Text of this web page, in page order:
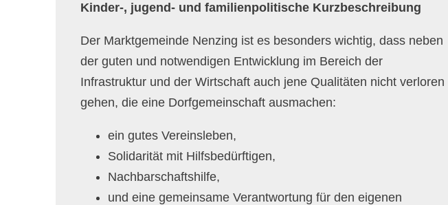
Kinder-, jugend- und familienpolitische Kurzbeschreibung
Der Marktgemeinde Nenzing ist es besonders wichtig, dass neben
der guten und notwendigen Entwicklung im Bereich der
Infrastruktur und der Wirtschaft auch jene Qualitäten nicht verloren
gehen, die eine Dorfgemeinschaft ausmachen:
ein gutes Vereinsleben,
Solidarität mit Hilfsbedürftigen,
Nachbarschaftshilfe,
und eine gemeinsame Verantwortung für den eigenen